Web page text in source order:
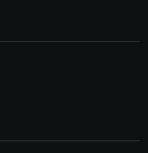
Questi cookie
essere